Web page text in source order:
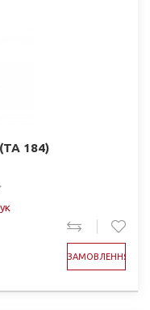
184)
ЗАМОВЛЕННЯ